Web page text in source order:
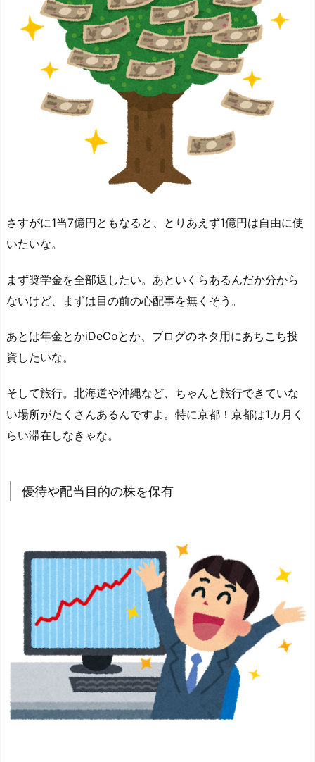
さすがに1当7億円ともなると、とりあえず1億円は自由に使
いたいな。
まず奨学金を全部返したい。あといくらあるんだか分から
ないけど、まずは目の前の心配事を無くそう。
あとは年金とかiDeCoとか、ブログのネタ用にあちこち投
資したいな。
そして旅行。北海道や沖縄など、ちゃんと旅行できていな
い場所がたくさんあるんですよ。特に京都！京都は1カ月く
らい滞在しなきゃな。
優待や配当目的の株を保有